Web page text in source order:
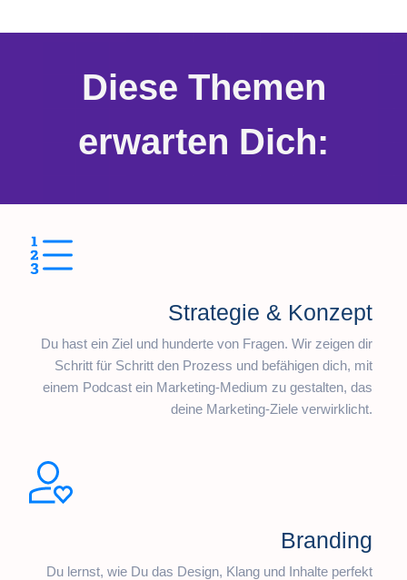
Diese Themen
erwarten Dich:
Strategie & Konzept
Du hast ein Ziel und hunderte von Fragen. Wir zeigen dir
Schritt für Schritt den Prozess und befähigen dich, mit
einem Podcast ein Marketing-Medium zu gestalten, das
deine Marketing-Ziele verwirklicht.
Branding
Du lernst, wie Du das Design, Klang und Inhalte perfekt